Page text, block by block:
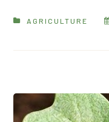
AGRICULTURE